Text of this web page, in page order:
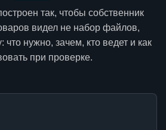
так, чтобы собственник
видел не набор файлов,
что нужно, зачем, кто ведет и как
при проверке.